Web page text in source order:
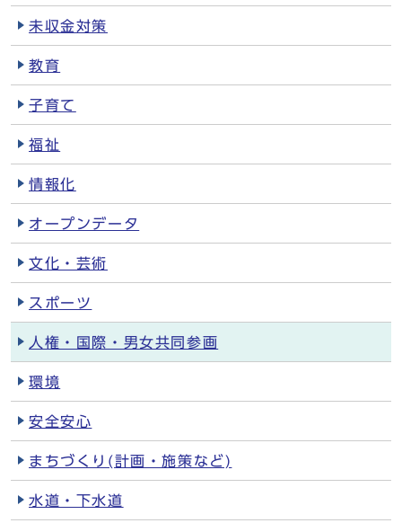
未収金対策
教育
子育て
福祉
情報化
オープンデータ
文化・芸術
スポーツ
人権・国際・男女共同参画
環境
安全安心
まちづくり(計画・施策など)
水道・下水道